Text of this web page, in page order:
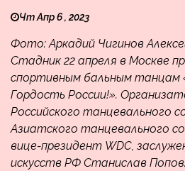
Чт Апр 6 , 2023
Фото: Аркадий Чигинов
Стадник 22 апреля в Москве
спортивным бальным танцам
Гордость России!».
Российского танцевального
Азиатского танцевального
вице-президент WDC,
искусств РФ Станислав